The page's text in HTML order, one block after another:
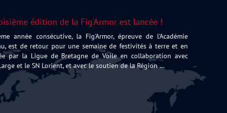
édition de la Fig'Armor est lancée !
année consécutive, la Fig'Armor, épreuve de l'Académie
est de retour pour une semaine de festivités à terre et en
par la Ligue de Bretagne de Voile en collaboration avec
et le SN Lorient, et avec le soutien de la Région …